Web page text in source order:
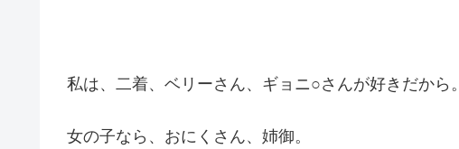
私は、二着、ベリーさん、ギョニ○さんが好きだから。
女の子なら、おにくさん、姉御。